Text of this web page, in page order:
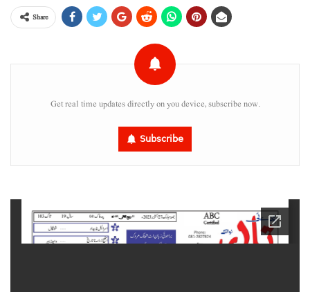
Share
Get real time updates directly on you device, subscribe now.
Subscribe